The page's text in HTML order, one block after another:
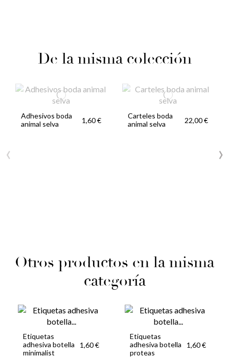
De la misma colección
Adhesivos boda
animal selva
1,60 €
Carteles boda
animal selva
22,00 €
‹ ›
Otros productos en la misma
categoría
Etiquetas
adhesiva botella
minimalist
1,60 €
Etiquetas
adhesiva botella
proteas
1,60 €